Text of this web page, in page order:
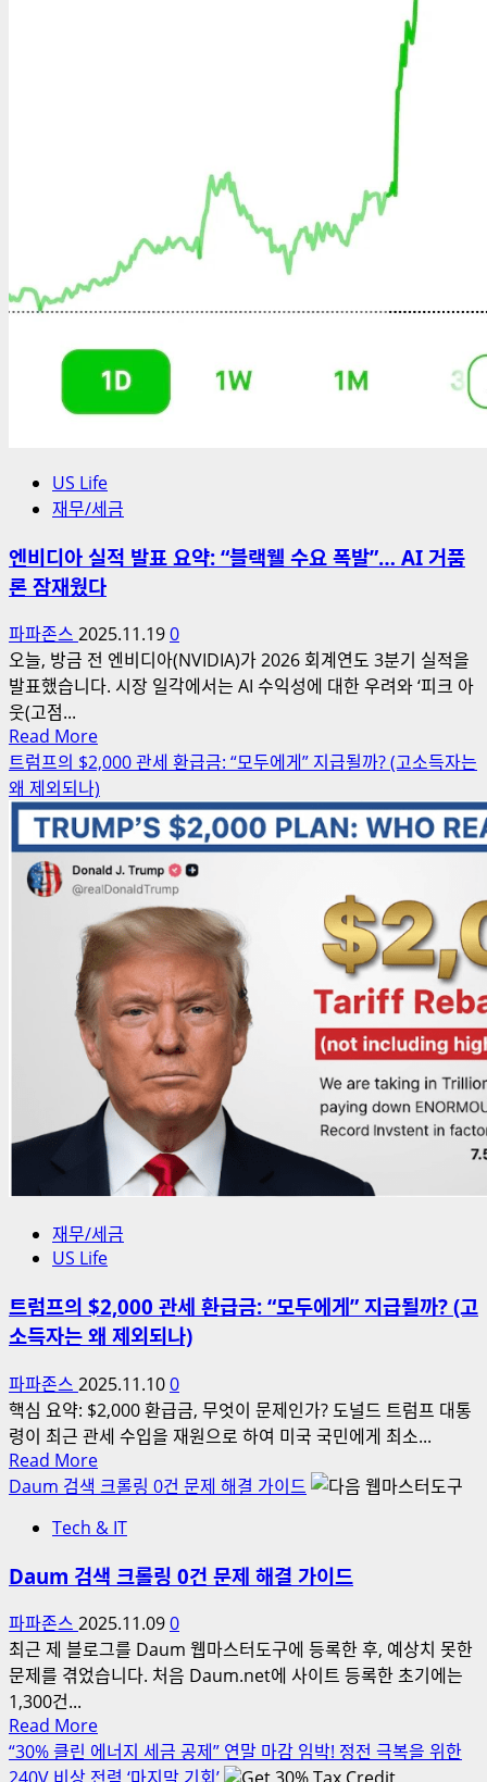
US Life
재무/세금
엔비디아 실적 발표 요약: “블랙웰 수요 폭발”… AI 거품
론 잠재웠다
파파존스 2025.11.190
오늘, 방금 전 엔비디아(NVIDIA)가 2026 회계연도 3분기 실적을
발표했습니다. 시장 일각에서는 AI 수익성에 대한 우려와 ‘피크 아
웃(고점...
Read MoreRead
more
about
엔
비
디
아
실
적
발
표
요
약:
“블
랙
웰
수
요
폭
발”…
AI
품
론
재
웠
다
트럼프의 $2,000 관세 환급금: “모두에게” 지급될까? (고소득자는
왜 제외되나)
재무/세금
US Life
트럼프의 $2,000 관세 환급금: “모두에게” 지급될까? (고
소득자는 왜 제외되나)
파파존스 2025.11.100
핵심 요약: $2,000 환급금, 무엇이 문제인가? 도널드 트럼프 대통
령이 최근 관세 수입을 재원으로 하여 미국 국민에게 최소...
Read MoreRead
more
트
프
의
$2,000
관
세
급
금:
Daum 검색 크롤링 0건 문제 해결 가이드
Tech & IT
Daum 검색 크롤링 0건 문제 해결 가이드
파파존스 2025.11.090
최근 제 블로그를 Daum 웹마스터도구에 등록한 후, 예상치 못한
문제를 겪었습니다. 처음 Daum.net에 사이트 등록한 초기에는
1,300건...
Read MoreRead
more
about
“30% 클린 에너지 세금 공제” 연말 마감 임박! 정전 극복을 위한